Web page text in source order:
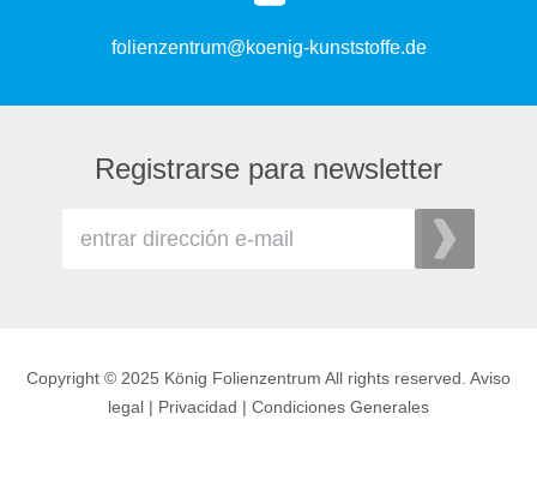
folienzentrum@koenig-kunststoffe.de
Registrarse para newsletter
Copyright © 2025 König Folienzentrum All rights reserved. Aviso
legal
Privacidad Condiciones Generales